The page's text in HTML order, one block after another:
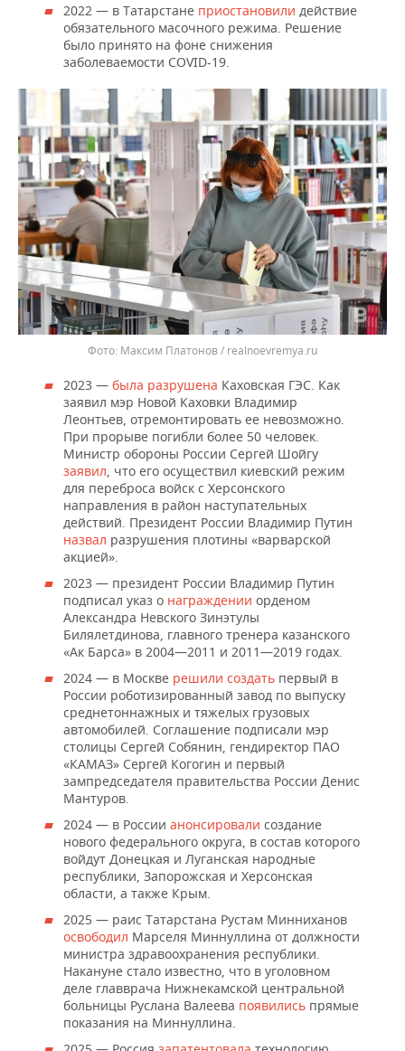
2022 — в Татарстане приостановили действие
обязательного масочного режима. Решение
было принято на фоне снижения
заболеваемости COVID-19.
Максим Платонов / realnoevremya.ru
2023 — была разрушена Каховская ГЭС. Как
заявил мэр Новой Каховки Владимир
Леонтьев, отремонтировать ее невозможно.
При прорыве погибли более 50 человек.
Министр обороны России Сергей Шойгу
заявил , что его осуществил киевский режим
для переброса войск с Херсонского
направления в район наступательных
действий. Президент России Владимир Путин
назвал разрушения плотины «варварской
акцией».
2023 — президент России Владимир Путин
подписал указ о награждении орденом
Александра Невского Зинэтулы
Билялетдинова, главного тренера казанского
«Ак Барса» в 2004—2011 и 2011—2019 годах.
2024 — в Москве решили создать первый в
России роботизированный завод по выпуску
среднетоннажных и тяжелых грузовых
автомобилей. Соглашение подписали мэр
столицы Сергей Собянин, гендиректор ПАО
«КАМАЗ» Сергей Когогин и первый
зампредседателя правительства России Денис
Мантуров.
2024 — в России анонсировали создание
нового федерального округа, в состав которого
войдут Донецкая и Луганская народные
республики, Запорожская и Херсонская
области, а также Крым.
2025 — раис Татарстана Рустам Минниханов
освободил Марселя Миннуллина от должности
министра здравоохранения республики.
Накануне стало известно, что в уголовном
деле главврача Нижнекамской центральной
больницы Руслана Валеева появились прямые
показания на Миннуллина.